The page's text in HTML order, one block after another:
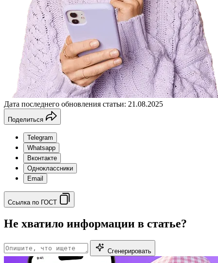
Дата последнего обновления статьи: 21.08.2025
Поделиться
Telegram
Whatsapp
Вконтакте
Одноклассники
Email
Ссылка по ГОСТ
Не хватило информации в статье?
Сгенерировать